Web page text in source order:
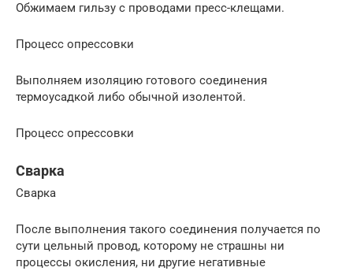
Обжимаем гильзу с проводами пресс-клещами.
Процесс опрессовки
Выполняем изоляцию готового соединения
термоусадкой либо обычной изолентой.
Процесс опрессовки
Сварка
Сварка
После выполнения такого соединения получается по
сути цельный провод, которому не страшны ни
процессы окисления, ни другие негативные